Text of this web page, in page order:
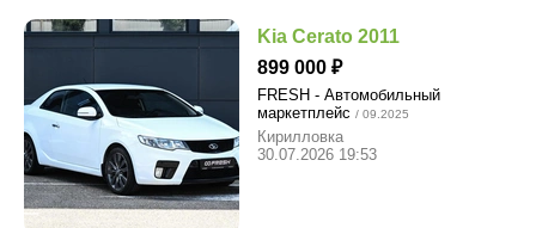
Kia Cerato 2011
899 000
FRESH - Автомобильный
маркетплейс / 09.2025
Кирилловка
30.07.2026 19:53